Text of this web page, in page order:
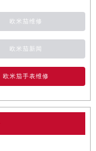
欧米茄维修
欧米茄新闻
欧米茄手表维修